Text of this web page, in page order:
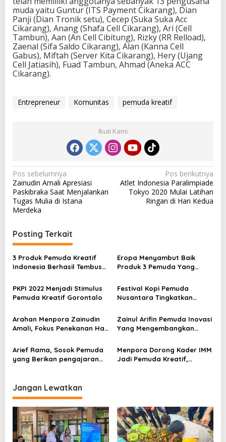
muda yaitu Guntur (ITS Payment Cikarang), Dian
Panji (Dian Tronik setu), Cecep (Suka Suka Acc
Cikarang), Anang (Shafa Cell Cikarang), Ari (Cell
Tambun), Aan (An Cell Cibitung), Rizky (RR Relload),
Zaenal (Sifa Saldo Cikarang), Alan (Kanna Cell
Gabus), Miftah (Server Kita Cikarang), Hery (Ujang
Cell Jatiasih), Fuad Tambun, Ahmad (Aneka ACC
Cikarang).
Entrepreneur Komunitas pemuda kreatif
Ikuti Kami
N
a
v
i
g
a
s
i
p
o
s
Pos sebelumnya
Zainudin Amali Apresiasi
Paskibraka Saat Menjalankan
Tugas Mulia di Istana
Merdeka
Pos berikutnya
Atlet Indonesia Paralimpiade
Tokyo 2020 Mulai Latihan
Ringan di Hari Kedua
Posting Terkait
3 Produk Pemuda Kreatif
Indonesia Berhasil Tembus
Eropa Menyambut Baik
Produk 3 Pemuda Yang
Milan
PKPI 2022 Menjadi Stimulus
Pemuda Kreatif Gorontalo
Festival Kopi Pemuda
Nusantara Tingkatkan
Arahan Menpora Zainudin
Amali, Fokus Penekanan Hari
Zainul Arifin Pemuda Inovasi
Yang Mengembangkan
Masyarakat di Desanya
Arief Rama, Sosok Pemuda
yang Berikan pengajaran
Menpora Dorong Kader IMM
Jadi Pemuda Kreatif,
Jangan Lewatkan